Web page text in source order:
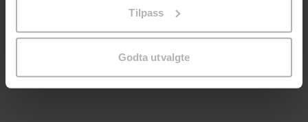
Tilpass
Godta utvalgte
Angkor-mysteriet
Bjørn Sortland
Roma-mysteriet